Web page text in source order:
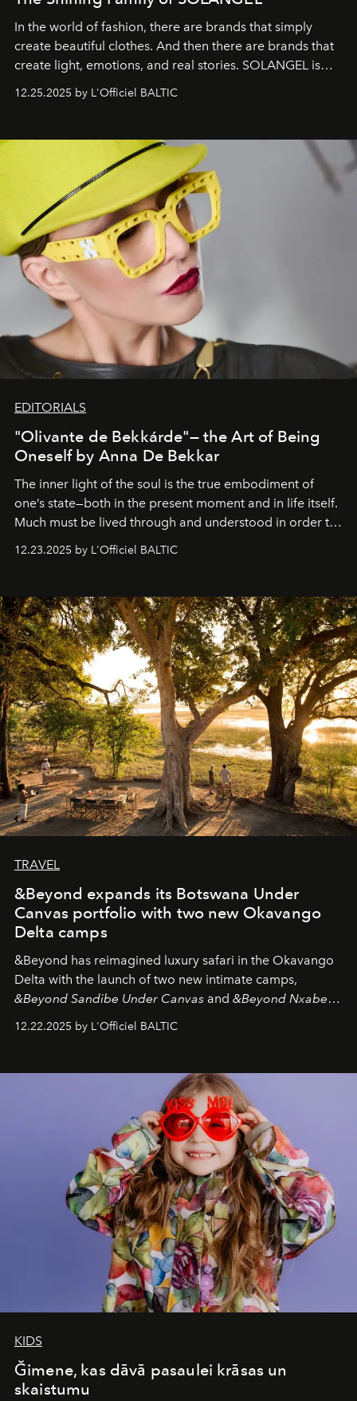
In the world of fashion, there are brands that simply
create beautiful clothes. And then there are brands that
create light, emotions, and real stories. SOLANGEL is
one of them.
12.25.2025 by L'Officiel BALTIC
EDITORIALS
"Olivante de Bekkárde"— the Art of Being
Oneself by Anna De Bekkar
The inner light of the soul is the true embodiment of
one’s state—both in the present moment and in life itself.
Much must be lived through and understood in order to
preserve that crystal clarity of awareness, which not
everyone sees at once, not everyone understands
away. Time is essential, for beneath countless irresistible
masks, something truly beautiful hides modestly, without
seeking attention. To perceive the real essence, one
needs the art of reinterpretation. We have named this
look "Olivante".
12.23.2025 by L'Officiel BALTIC
TRAVEL
&Beyond expands its Botswana Under
Canvas portfolio with two new Okavango
Delta camps
&Beyond has reimagined luxury safari in the Okavango
Delta with the launch of two new intimate camps,
&Beyond Sandibe Under Canvas and &Beyond Nxabega
Under Canvas
. Together with the newly refurbished
&Beyond Chobe Under Canvas
iconic wild places, a journey offering a rare combination
of adventure, intimacy, and sustainability.
is not a lodge — it’s the wild, felt, heard,
and breathed — an experience where comfort and
wilderness merge so completely that you become part
12.22.2025 by L'Officiel BALTIC
KIDS
Ğimene, kas dāvā pasaulei krāsas un
skaistumu